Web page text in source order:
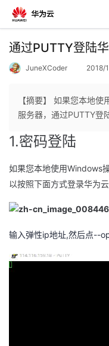
返
个
人
主
页
我
的
开
发
通过PUTTY登陆
JuneXCoder 2018/
【摘要】 ​如果您本地
服务器，通过PUTTY登
1.密码登陆
如果您本地使用Windows
以按照下面方式登录华为
输入弹性ip地址,然后点--